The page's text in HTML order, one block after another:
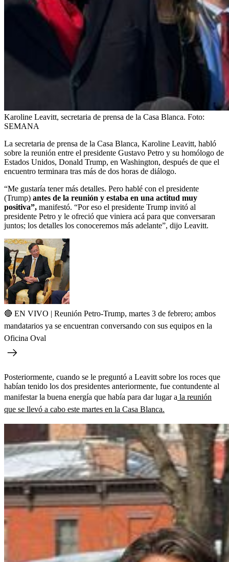
Karoline Leavitt, secretaria de prensa de la Casa Blanca. Foto:
SEMANA
La secretaria de prensa de la Casa Blanca, Karoline Leavitt, habló
sobre la reunión entre el presidente Gustavo Petro y su homólogo de
Estados Unidos, Donald Trump, en Washington, después de que el
encuentro terminara tras más de dos horas de diálogo.
“Me gustaría tener más detalles. Pero hablé con el presidente
(Trump) antes de la reunión y estaba en una actitud muy
positiva”, manifestó. “Por eso el presidente Trump invitó al
presidente Petro y le ofreció que viniera acá para que conversaran
juntos; los detalles los conoceremos más adelante”, dijo Leavitt.
🔴 EN VIVO | Reunión Petro-Trump, martes 3 de febrero; ambos
mandatarios ya se encuentran conversando con sus equipos en la
Oficina Oval
Posteriormente, cuando se le preguntó a Leavitt sobre los roces que
habían tenido los dos presidentes anteriormente, fue contundente al
manifestar la buena energía que había para dar lugar a la reunión
que se llevó a cabo este martes en la Casa Blanca.